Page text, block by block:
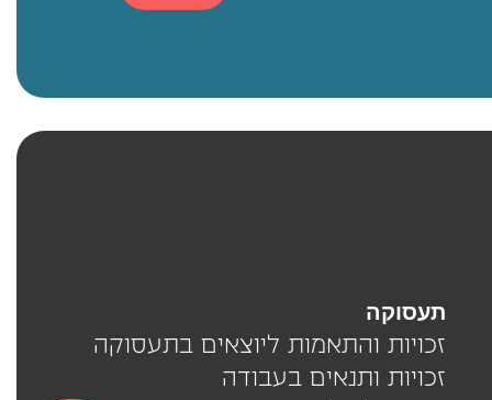
תעסוקה
זכויות והתאמות ליוצאים בתעסוקה
זכויות ותנאים בעבודה